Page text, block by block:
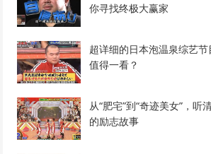
你寻找终极大赢家
超详细的日本泡温泉综艺
值得一看？
从“肥宅”到“奇迹美女”，听
的励志故事